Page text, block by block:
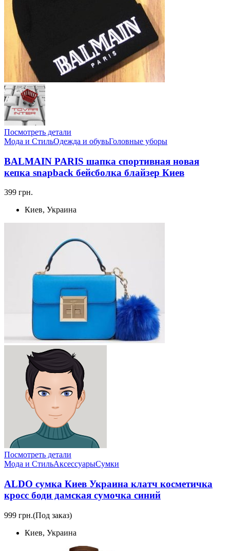
Посмотреть детали
Мода и СтильОдежда и обувьГоловные уборы
BALMAIN PARIS шапка спортивная новая
кепка snapback бейсболка блайзер Киев
399 грн.
Киев, Украина
Посмотреть детали
Мода и СтильАксессуарыСумки
ALDO сумка Киев Украина клатч косметичка
кросс боди дамская сумочка синий
999 грн.(Под заказ)
Киев, Украина